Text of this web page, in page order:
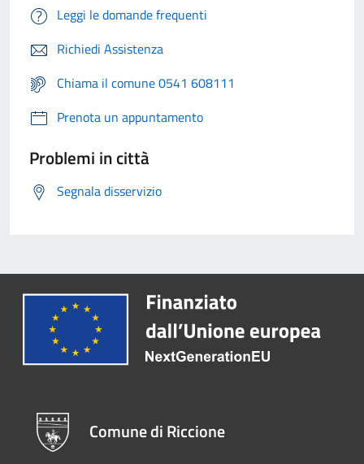
Leggi le domande frequenti
Richiedi Assistenza
Chiama il comune 0541 608111
Prenota un appuntamento
Problemi in città
Segnala disservizio
Comune di Riccione